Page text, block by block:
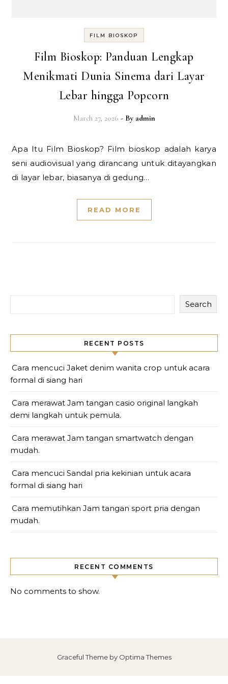
FILM BIOSKOP
Film Bioskop: Panduan Lengkap
Menikmati Dunia Sinema dari Layar
Lebar hingga Popcorn
March 27, 2026 - By admin
Apa Itu Film Bioskop? Film bioskop adalah karya
seni audiovisual yang dirancang untuk ditayangkan
di layar lebar, biasanya di gedung…
READ MORE
Search
RECENT POSTS
Cara mencuci Jaket denim wanita crop untuk acara
formal di siang hari
Cara merawat Jam tangan casio original langkah
demi langkah untuk pemula.
Cara merawat Jam tangan smartwatch dengan
mudah.
Cara mencuci Sandal pria kekinian untuk acara
formal di siang hari
Cara memutihkan Jam tangan sport pria dengan
mudah.
RECENT COMMENTS
No comments to show.
Graceful Theme by Optima Themes